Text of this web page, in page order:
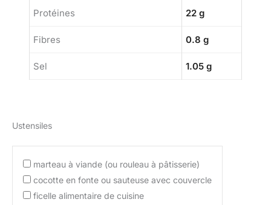
Protéines 22 g
Fibres 0.8 g
Sel 1.05 g
Ustensiles
marteau à viande (ou rouleau à pâtisserie)
cocotte en fonte ou sauteuse avec couvercle
ficelle alimentaire de cuisine